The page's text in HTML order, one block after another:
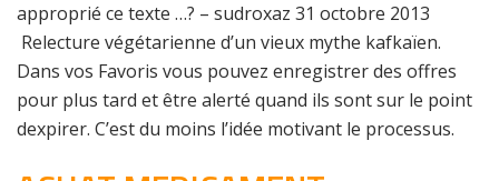
approprié ce texte …? – sudroxaz 31 octobre 2013
Relecture végétarienne d’un vieux mythe kafkaïen.
Dans vos Favoris vous pouvez enregistrer des offres
pour plus tard et être alerté quand ils sont sur le point
dexpirer. C’est du moins l’idée motivant le processus.